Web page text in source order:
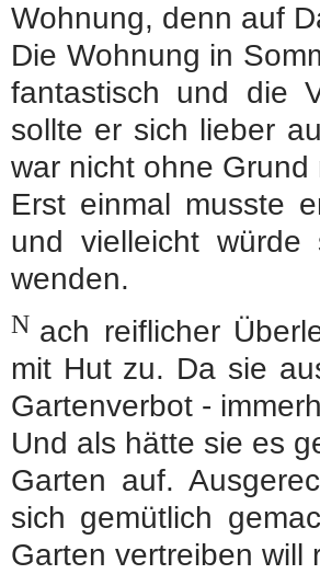
Wohnung, denn auf
Die Wohnung in
fantastisch und die
sollte er sich lieber
war nicht ohne
Erst einmal musste
und vielleicht
wenden.
N ach reiflicher
mit Hut zu. Da sie
Gartenverbot -
Und als hätte sie es
Garten auf.
sich gemütlich
Garten vertreiben will